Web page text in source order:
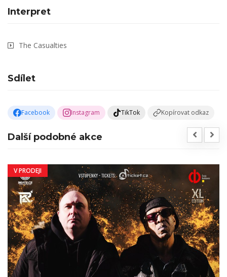
Interpret
The Casualties
Sdílet
Facebook Instagram TikTok Kopírovat odkaz
Další podobné akce
V PRODEJI